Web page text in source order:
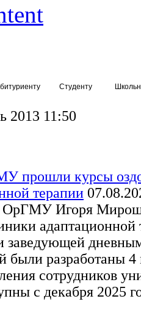
Студенту
2013 11:50
прошли курсы
терапии
ОрГМУ Игоря
адаптационной
были разработаны 4
сотрудников
с декабря 2025